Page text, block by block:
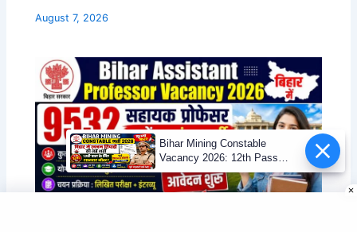
August 7, 2026
Bihar Mining Constable
Vacancy 2026: 12th Pass
Mining Sipahi Bharti
Notification